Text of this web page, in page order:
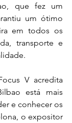
que fez um
um ótimo
em todos os
transporte e
V acredita
está mais
e conhecer os
o expositor